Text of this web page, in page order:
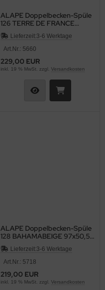
ALAPE Doppelbecken-Spüle
126 TERRE DE FRANCE
BRAUN 105x48 cm
Lieferzeit:3-6 Werktage
Art.Nr.: 5660
229,00 EUR
inkl. 19 % MwSt. zzgl. Versandkosten
ALAPE Doppelbecken-Spüle
128 BAHAMABEIGE 97x50,5
cm
Lieferzeit:3-6 Werktage
Art.Nr.: 5718
219,00 EUR
inkl. 19 % MwSt. zzgl. Versandkosten